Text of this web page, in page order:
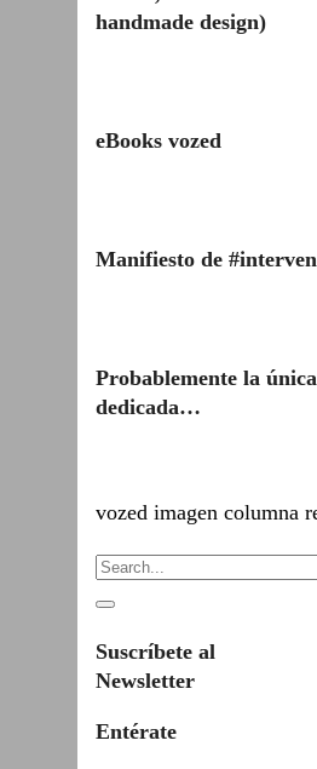
handmade design)
eBooks vozed
Manifiesto de
Probablemente la
dedicada…
vozed imagen columna
Suscríbete al
Newsletter
Entérate